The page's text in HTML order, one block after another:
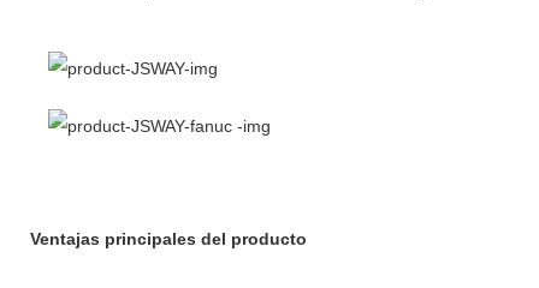
Ventajas principales del producto